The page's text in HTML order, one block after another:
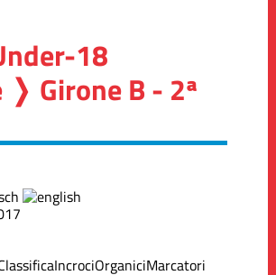
18
Girone B - 2ª
IncrociOrganiciMarcatori